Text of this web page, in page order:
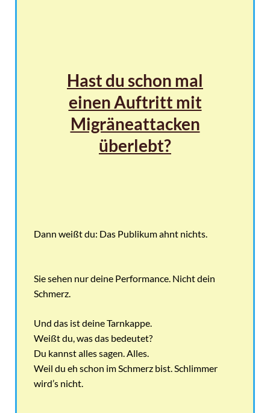
Hast du schon mal
einen Auftritt mit
Migräneattacken
überlebt?
Dann weißt du: Das Publikum ahnt nichts.
Sie sehen nur deine Performance. Nicht dein
Schmerz.
Und das ist deine Tarnkappe.
Weißt du, was das bedeutet?
Du kannst alles sagen. Alles.
Weil du eh schon im Schmerz bist. Schlimmer
wird’s nicht.